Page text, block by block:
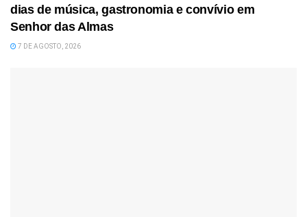
dias de música, gastronomia e convívio em
Senhor das Almas
7 DE AGOSTO, 2026